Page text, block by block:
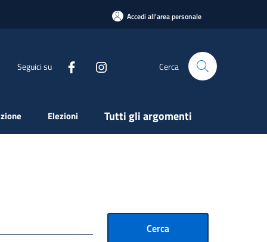
Accedi all'area personale
Seguici su Cerca
Elezioni Tutti gli argomenti
Cerca